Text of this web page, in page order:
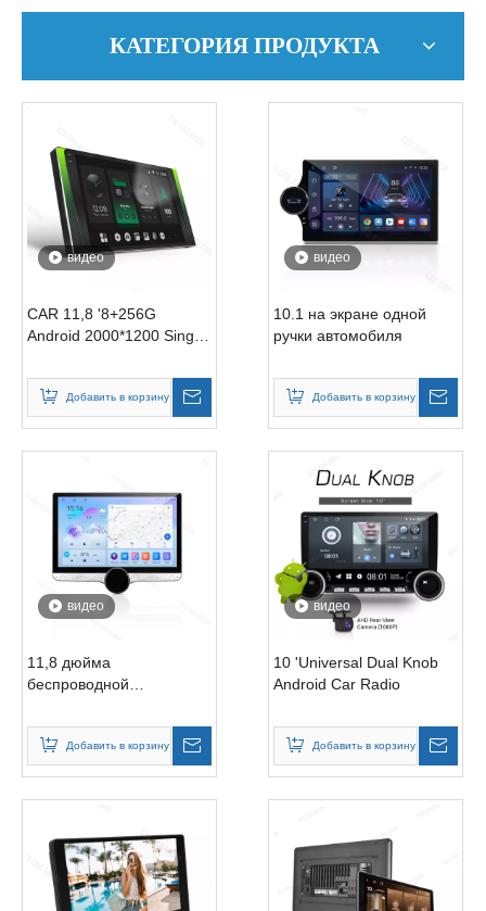
КАТЕГОРИЯ ПРОДУКТА
видео
CAR 11,8 '8+256G
Android 2000*1200 Single
360 Radio Camera Stereo
DVD -плеер GPS Auto
Android радио
Добавить в корзину
видео
10.1 на экране одной
ручки автомобиля
Добавить в корзину
видео
11,8 дюйма
беспроводной
Android Auto
Добавить в корзину
видео
10 'Universal Dual Knob
Android Car Radio
Добавить в корзину